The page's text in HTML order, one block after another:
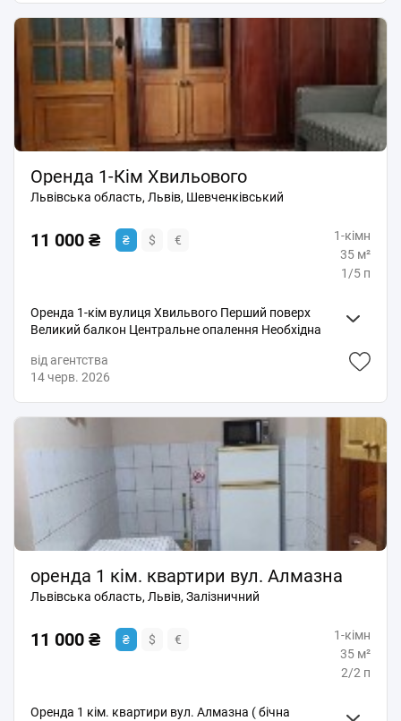
повідомлення не завжди читаю. Вільна, готова для
заселеня.
Оренда 1-Кім Хвильового
Львівська область, Львів, Шевченківський
11 000 ₴ ₴ $ €
1-кімн
35 м²
1/5 п
Оренда 1-кім вулиця Хвильвого Перший поверх
Великий балкон Центральне опалення Необхідна
поодиноких, без домашніх улюбленців Пропозиція
від агента нерухомості
від агентства
14 черв. 2026
оренда 1 кім. квартири вул. Алмазна
Львівська область, Львів, Залізничний
11 000 ₴ ₴ $ €
1-кімн
35 м²
2/2 п
Оренда 1 кім. квартири вул. Алмазна ( бічна